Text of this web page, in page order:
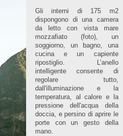
Gli interni di 175 m2
dispongono di una camera
da letto con vista mare
mozzafiato (foto), un
soggiorno, un bagno, una
cucina e un capiente
ripostiglio. L’anello
intelligente consente di
regolare tutto,
dall'illuminazione e la
temperatura, al calore e la
pressione dell'acqua della
doccia, e persino di aprire le
porte con un gesto della
mano.